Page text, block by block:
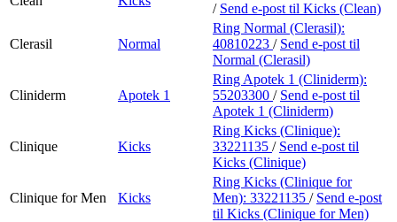
/ Send e-post til Kicks (Clean)
Clerasil Normal
Ring Normal (Clerasil):
40810223 / Send e-post til
Normal (Clerasil)
Cliniderm Apotek 1
Ring Apotek 1 (Cliniderm):
55203300 / Send e-post til
Apotek 1 (Cliniderm)
Clinique Kicks
Ring Kicks (Clinique):
33221135 / Send e-post til
Kicks (Clinique)
Clinique for Men Kicks
Ring Kicks (Clinique for
Men): 33221135 / Send e-post
til Kicks (Clinique for Men)